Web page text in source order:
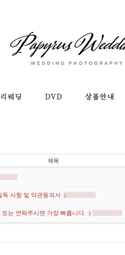
제목
사항 및 약관동의서 :)▧▧▧▧▧
는 연락주시면 가장 빠릅니다. :) ▧▧▧▧▧